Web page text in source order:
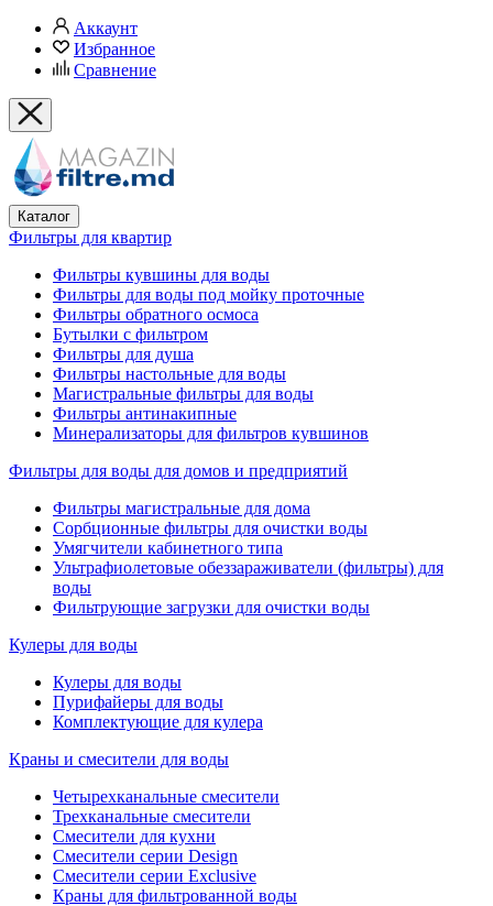
Аккаунт
Избранное
Сравнение
Каталог
Фильтры для квартир
Фильтры кувшины для воды
Фильтры для воды под мойку проточные
Фильтры обратного осмоса
Бутылки с фильтром
Фильтры для душа
Фильтры настольные для воды
Магистральные фильтры для воды
Фильтры антинакипные
Минерализаторы для фильтров кувшинов
Фильтры для воды для домов и предприятий
Фильтры магистральные для дома
Сорбционные фильтры для очистки воды
Умягчители кабинетного типа
Ультрафиолетовые обеззараживатели (фильтры) для
воды
Фильтрующие загрузки для очистки воды
Кулеры для воды
Кулеры для воды
Пурифайеры для воды
Комплектующие для кулера
Краны и смесители для воды
Четырехканальные смесители
Трехканальные смесители
Смесители для кухни
Смесители серии Design
Смесители серии Exclusive
Краны для фильтрованной воды